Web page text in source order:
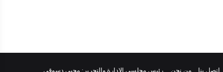
رئيس مجلسي الإدارة والتحرير: محيى دسوقى اتصل بنا من نحن